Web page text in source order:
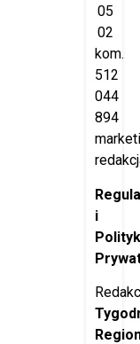
05
02
kom.
512
044
894
i